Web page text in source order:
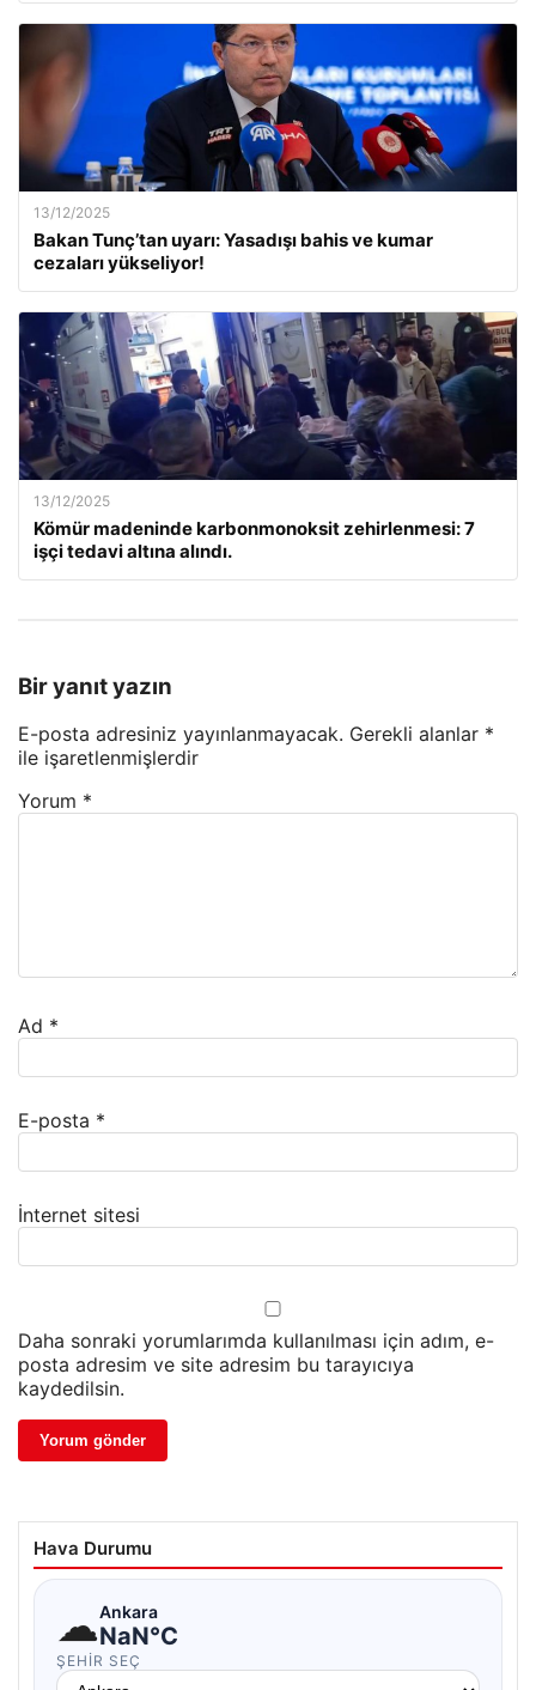
13/12/2025
Bakan Tunç’tan uyarı: Yasadışı bahis ve kumar
cezaları yükseliyor!
13/12/2025
Kömür madeninde karbonmonoksit zehirlenmesi: 7
işçi tedavi altına alındı.
Bir yanıt yazın
E-posta adresiniz yayınlanmayacak. Gerekli alanlar *
ile işaretlenmişlerdir
Yorum *
Ad *
E-posta *
İnternet sitesi
Daha sonraki yorumlarımda kullanılması için adım, e-
posta adresim ve site adresim bu tarayıcıya
kaydedilsin.
Hava Durumu
☁Ankara
NaN°C
ŞEHIR SEÇ